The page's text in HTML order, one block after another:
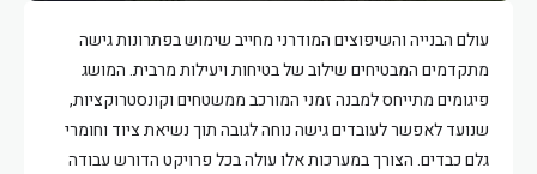
עולם הבנייה והשיפוצים המודרני מחייב שימוש בפתרונות גישה
מתקדמים המבטיחים שילוב של בטיחות ויעילות מרבית. המושג
פיגומים מתייחס למבנה זמני המורכב ממשטחים וקונסטרוקציות,
שנועד לאפשר לעובדים גישה נוחה לגובה תוך נשיאת ציוד וחומרי
גלם כבדים. הצורך במערכות אלו עולה בכל פרויקט הדורש עבודה